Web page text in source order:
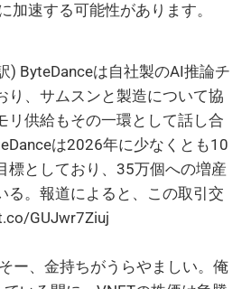
加速する可能性があります。
) ByteDanceは自社製のAI推論チ
り、サムスンと製造について協
リ供給もその一環として話し合
は2026年に少なくとも10
標としており、35万個への増産
る。報道によると、この取引交
GUJwr7Ziuj
ー、金持ちがうらやましい。俺